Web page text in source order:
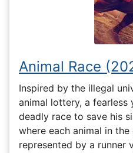
Animal Race
Inspired by the illegal
animal lottery, a fearless
deadly race to save his
where each animal in
represented by a runner